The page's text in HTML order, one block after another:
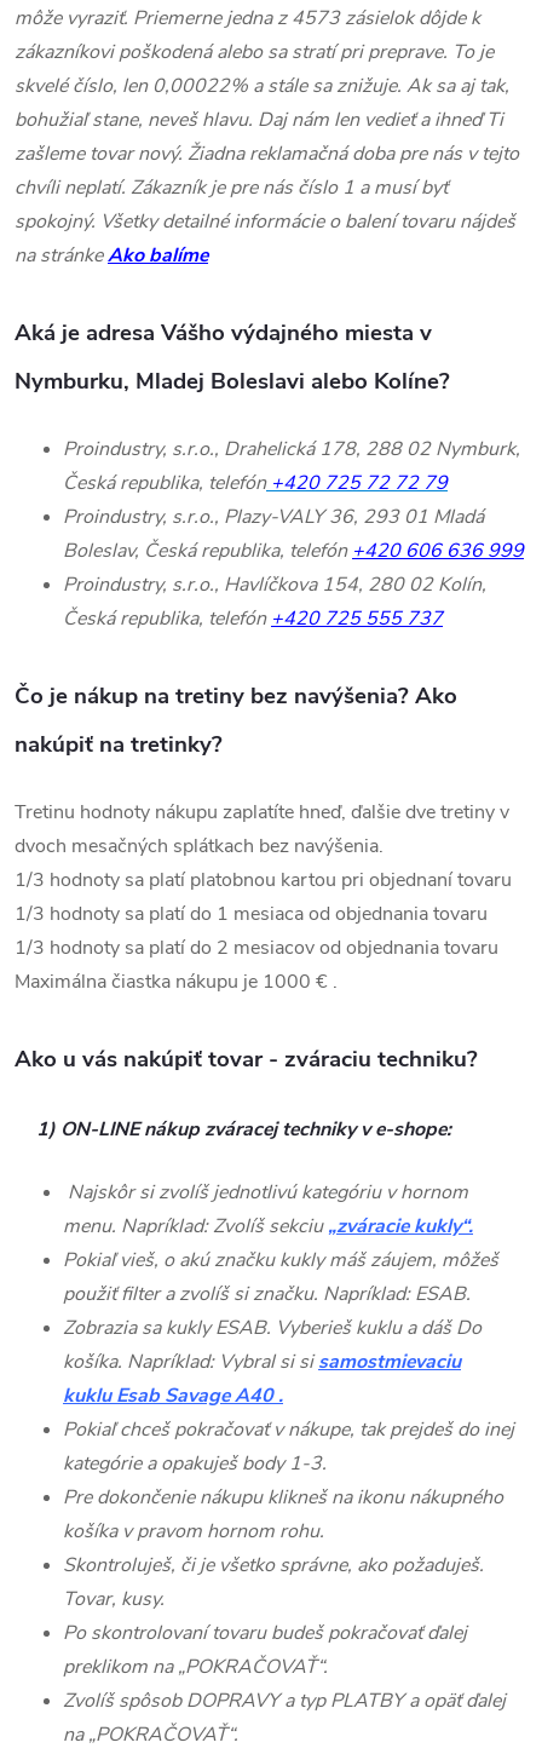
môže vyraziť. Priemerne jedna z 4573 zásielok dôjde k
zákazníkovi poškodená alebo sa stratí pri preprave. To je
skvelé číslo, len 0,00022% a stále sa znižuje. Ak sa aj tak,
bohužiaľ stane, neveš hlavu. Daj nám len vedieť a ihneď Ti
zašleme tovar nový. Žiadna reklamačná doba pre nás v tejto
chvíli neplatí. Zákazník je pre nás číslo 1 a musí byť
spokojný. Všetky detailné informácie o balení tovaru nájdeš
na stránkeAko balíme
Aká je adresa Vášho výdajného miesta v
Nymburku, Mladej Boleslavi alebo Kolíne?
Proindustry, s.r.o., Drahelická 178, 288 02 Nymburk,
Česká republika, telefón+420 725 72 72 79
Proindustry, s.r.o., Plazy-VALY 36, 293 01 Mladá
Boleslav, Česká republika, telefón +420 606 636 999
Proindustry, s.r.o., Havlíčkova 154, 280 02 Kolín,
Česká republika, telefón +420 725 555 737
Čo je nákup na tretiny bez navýšenia? Ako
nakúpiť na tretinky?
Tretinu hodnoty nákupu zaplatíte hneď, ďalšie dve tretiny v
dvoch mesačných splátkach bez navýšenia.
1/3 hodnoty sa platí platobnou kartou pri objednaní tovaru
1/3 hodnoty sa platí do 1 mesiaca od objednania tovaru
1/3 hodnoty sa platí do 2 mesiacov od objednania tovaru
Maximálna čiastka nákupu je 1000 € .
Ako u vás nakúpiť tovar - zváraciu techniku?
1) ON-LINE nákup zváracej techniky v e-shope:
Najskôr si zvolíš jednotlivú kategóriu v hornom
menu. Napríklad: Zvolíš sekciu„zváracie kukly“.
Pokiaľ vieš, o akú značku kukly máš záujem, môžeš
použiť filter a zvolíš si značku. Napríklad: ESAB.
Zobrazia sa kukly ESAB. Vyberieš kuklu a dáš Do
košíka. Napríklad: Vybral si sisamostmievaciu
kukluEsab Savage A40 .
Pokiaľ chceš pokračovať v nákupe, tak prejdeš do inej
kategórie a opakuješ body 1-3.
Pre dokončenie nákupu klikneš na ikonu nákupného
košíka v pravom hornom rohu.
Skontroluješ, či je všetko správne, ako požaduješ.
Tovar, kusy.
Po skontrolovaní tovaru budeš pokračovať ďalej
preklikom na „POKRAČOVAŤ“.
Zvolíš spôsob DOPRAVY a typ PLATBY a opäť ďalej
na „POKRAČOVAŤ“.